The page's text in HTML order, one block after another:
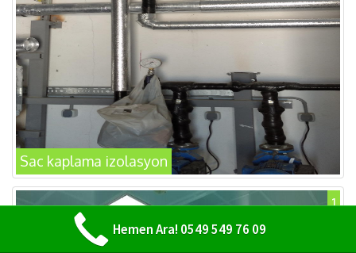
Sac kaplama izolasyon
1
Hemen Ara! 0549 549 76 09